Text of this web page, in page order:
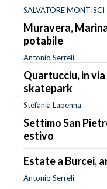
SALVATORE MONTISCI
Muravera,
potabile
Antonio Serreli
Quartucciu, in
skatepark
Stefania Lapenna
Settimo San
estivo
Estate a Burcei,
Antonio Serreli